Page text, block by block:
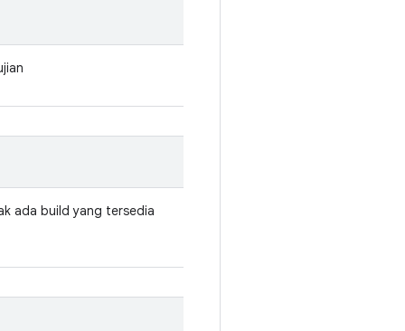
ada build yang tersedia